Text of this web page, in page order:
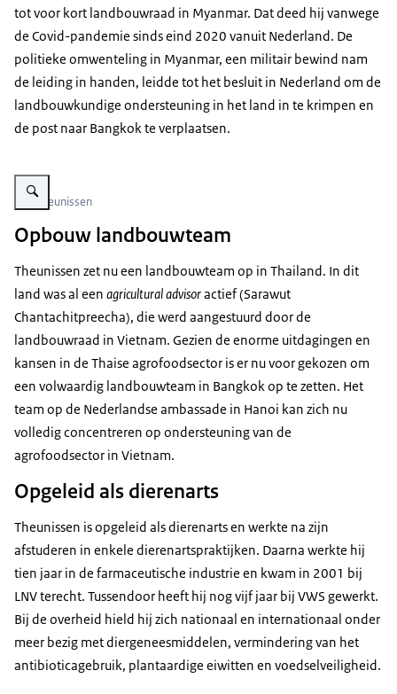
tot voor kort landbouwraad in Myanmar. Dat deed hij vanwege
de Covid-pandemie sinds eind 2020 vanuit Nederland. De
politieke omwenteling in Myanmar, een militair bewind nam
de leiding in handen, leidde tot het besluit in Nederland om de
landbouwkundige ondersteuning in het land in te krimpen en
de post naar Bangkok te verplaatsen.
Vergroot afbeelding Gijs Theunissen
Gijs Theunissen
Opbouw landbouwteam
Theunissen zet nu een landbouwteam op in Thailand. In dit
land was al een agricultural advisoractief (Sarawut
Chantachitpreecha), die werd aangestuurd door de
landbouwraad in Vietnam. Gezien de enorme uitdagingen en
kansen in de Thaise agrofoodsector is er nu voor gekozen om
een volwaardig landbouwteam in Bangkok op te zetten. Het
team op de Nederlandse ambassade in Hanoi kan zich nu
volledig concentreren op ondersteuning van de
agrofoodsector in Vietnam.
Opgeleid als dierenarts
Theunissen is opgeleid als dierenarts en werkte na zijn
afstuderen in enkele dierenartspraktijken. Daarna werkte hij
tien jaar in de farmaceutische industrie en kwam in 2001 bij
LNV terecht. Tussendoor heeft hij nog vijf jaar bij VWS gewerkt.
Bij de overheid hield hij zich nationaal en internationaal onder
meer bezig met diergeneesmiddelen, vermindering van het
antibioticagebruik, plantaardige eiwitten en voedselveiligheid.